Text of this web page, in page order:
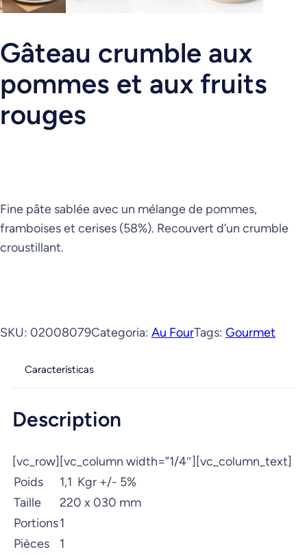
Gâteau crumble aux
pommes et aux fruits
rouges
Fine pâte sablée avec un mélange de pommes,
framboises et cerises (58%). Recouvert d’un crumble
croustillant.
SKU: 02008079Categoria: Au FourTags: Gourmet
Características
Description
[vc_row][vc_column width=”1/4″][vc_column_text]
Poids
1,1 Kgr +/- 5%
Taille
220 x 030 mm
Portions1
Pièces
1